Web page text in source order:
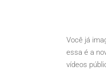
Você já
essa é a
vídeos